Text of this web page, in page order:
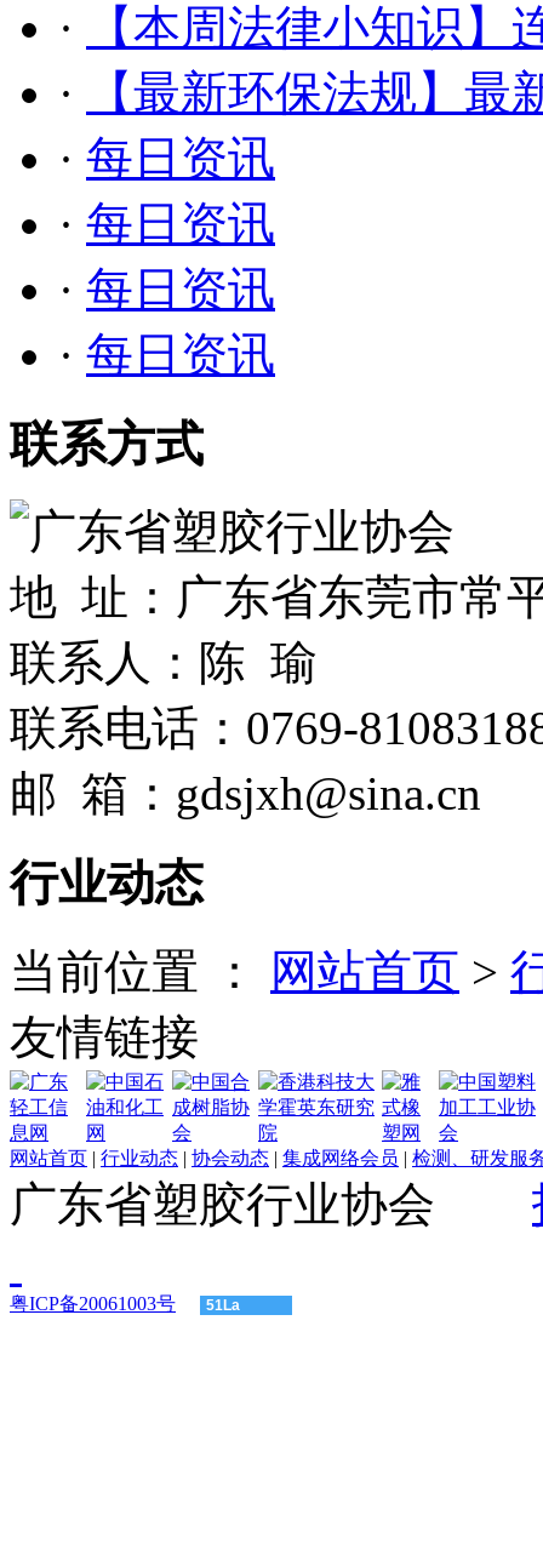
·
【本周法律小知识
·
【最新环保法规】
· 每日资讯
· 每日资讯
· 每日资讯
· 每日资讯
联系方式
广东省塑胶行业协会
地 址：广东省东莞市常
联系人：陈 瑜
联系电话：0769-
邮 箱：gdsjxh@sina.cn
行业动态
当前位置 ： 网站首页 >
友情链接
网站首页 | 行业动态 | 协会动态 | 集成网络会员 | 检测、研发服
广东省塑胶行业协会
粤ICP备20061003号 51La